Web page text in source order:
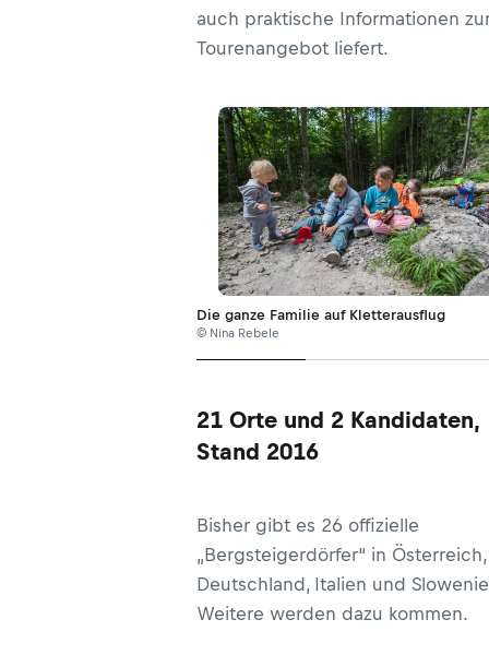
auch praktische Informationen
Tourenangebot liefert.
Die ganze Familie auf Kletterausflug
© Nina Rebele
21 Orte und 2 Kandidaten,
Stand 2016
Bisher gibt es 26 offizielle
„Bergsteigerdörfer“ in Österreich,
Deutschland, Italien und
Weitere werden dazu kommen.